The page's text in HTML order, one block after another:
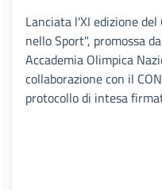
Lanciata l'XI edizione
nello Sport", promossa
Accademia Olimpica
collaborazione con il
protocollo di intesa